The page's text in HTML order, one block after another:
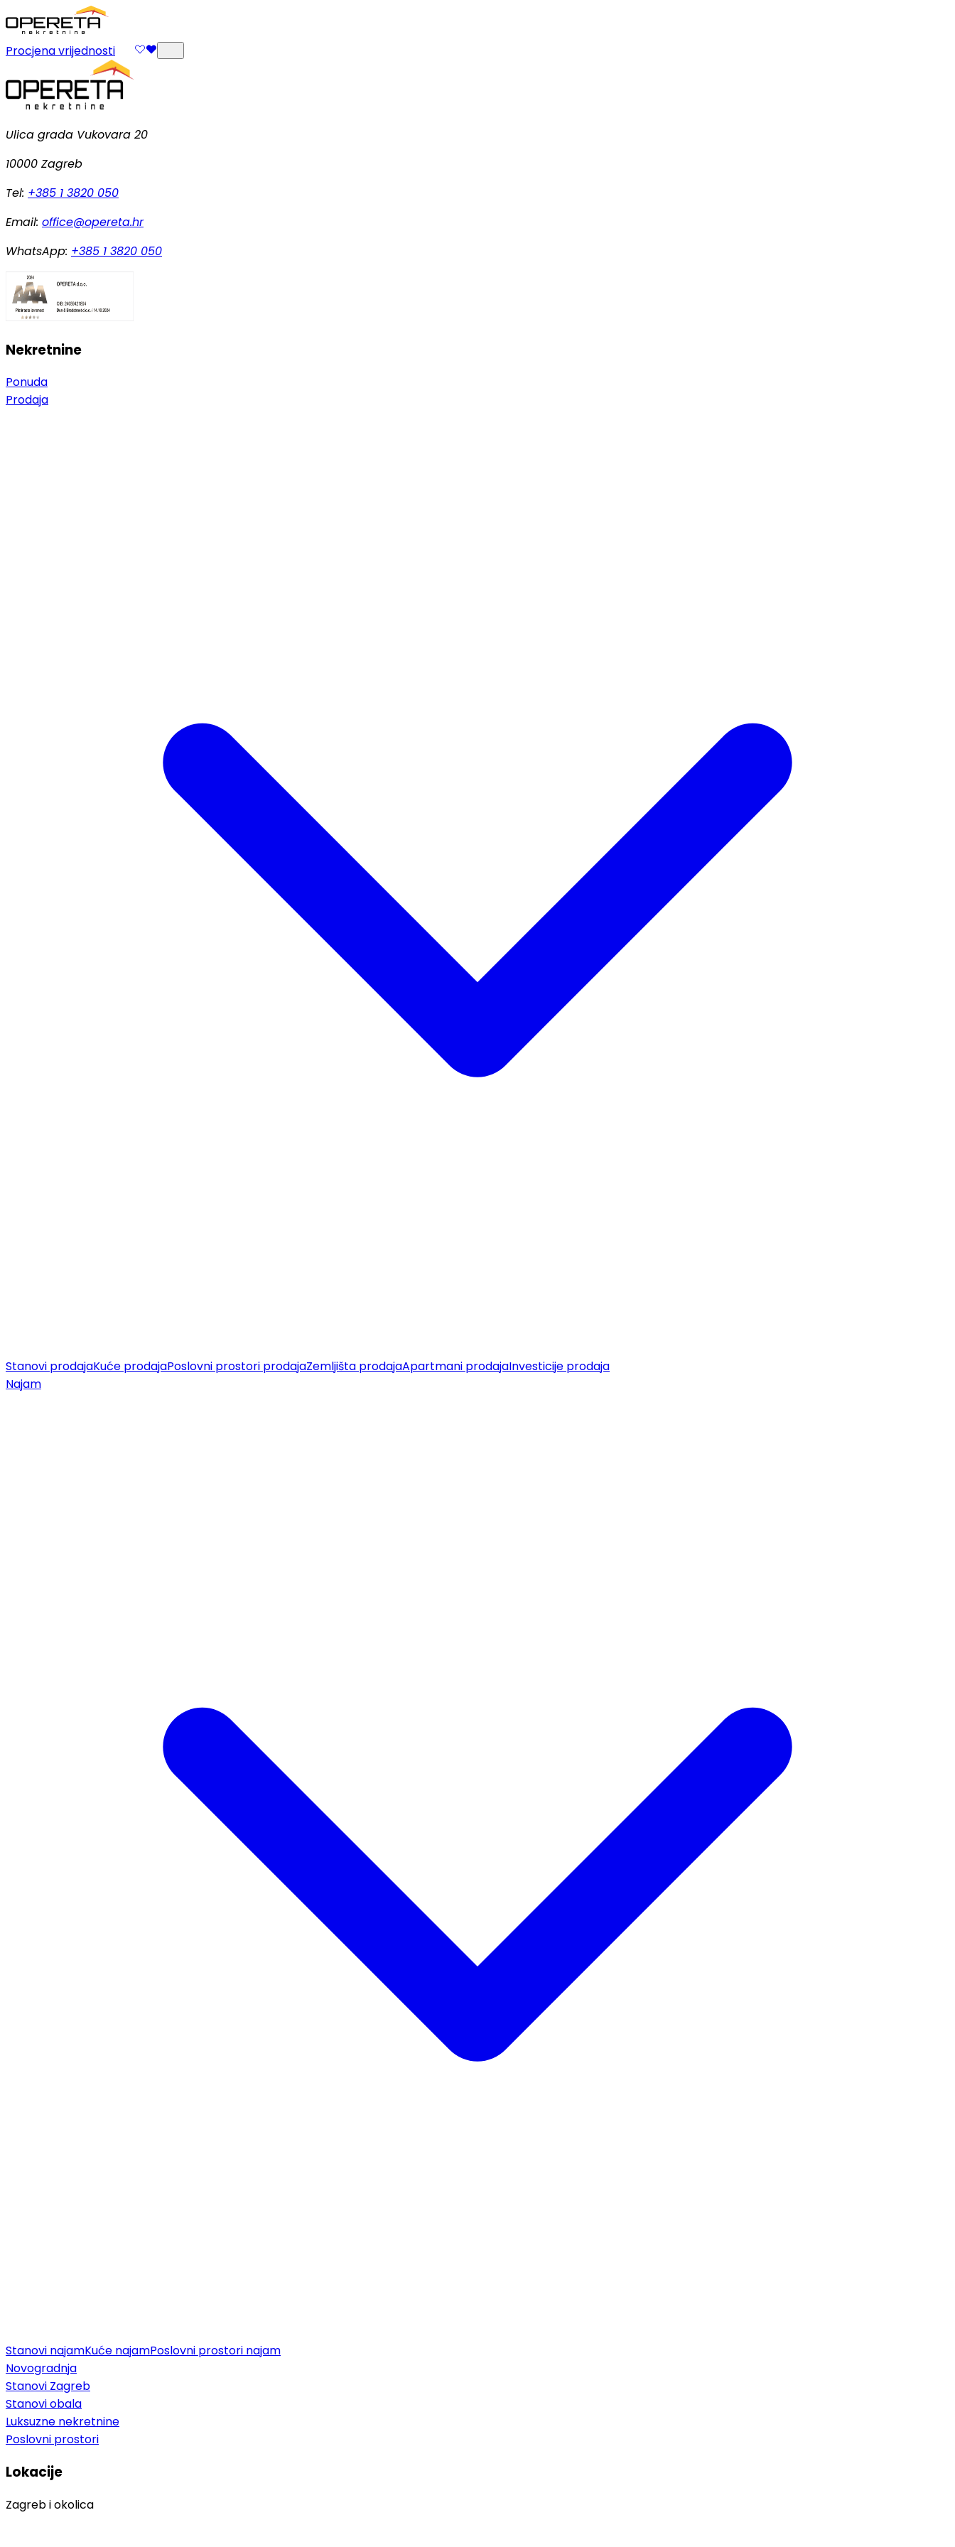
Procjena vrijednosti
Ulica grada Vukovara 20
10000 Zagreb
Tel: +385 1 3820 050
Email: office@opereta.hr
WhatsApp: +385 1 3820 050
Nekretnine
Ponuda
Prodaja
Stanovi prodajaKuće prodajaPoslovni prostori prodajaZemljišta prodajaApartmani prodajaInvesticije prodaja
Najam
Stanovi najamKuće najamPoslovni prostori najam
Novogradnja
Stanovi Zagreb
Stanovi obala
Luksuzne nekretnine
Poslovni prostori
Lokacije
Zagreb i okolica